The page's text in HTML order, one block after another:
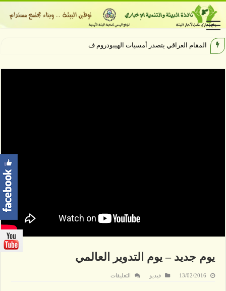
المقام العراقي يتصدر أمسيات الهيبودروم في مهرج
يوم جديد – يوم التدوير العالمي
13/02/2016 فيديو التعليقات